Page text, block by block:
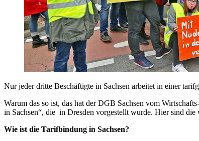
Nur jeder dritte Beschäftigte in Sachsen arbeitet in einer
Warum das so ist, das hat der DGB Sachsen vom
in Sachsen“, die in Dresden vorgestellt wurde. Hier sind
Wie ist die Tarifbindung in Sachsen?